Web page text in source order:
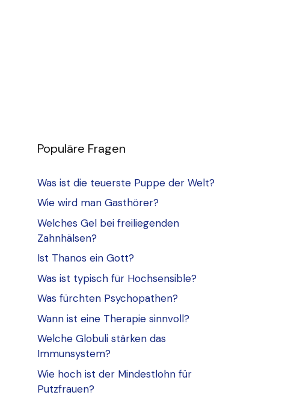
Populäre Fragen
Was ist die teuerste Puppe der Welt?
Wie wird man Gasthörer?
Welches Gel bei freiliegenden
Zahnhälsen?
Ist Thanos ein Gott?
Was ist typisch für Hochsensible?
Was fürchten Psychopathen?
Wann ist eine Therapie sinnvoll?
Welche Globuli stärken das
Immunsystem?
Wie hoch ist der Mindestlohn für
Putzfrauen?